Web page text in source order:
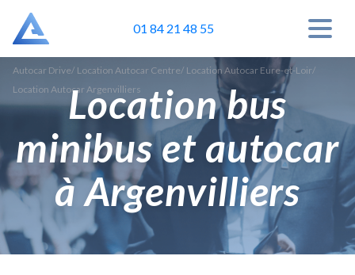
01 84 21 48 55
Autocar Drive/ Location Autocar Centre/ Location Autocar Eure-et-Loir/
Location Autocar Argenvilliers
Location bus
minibus et autocar
à Argenvilliers